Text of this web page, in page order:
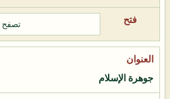
تصفح
جوهرة الإسلام